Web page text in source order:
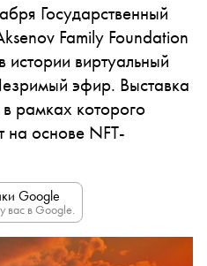
Государственный
Family Foundation
истории виртуальный
эфир. Выставка
рамках которого
на основе NFT-
Google
вас в Google.